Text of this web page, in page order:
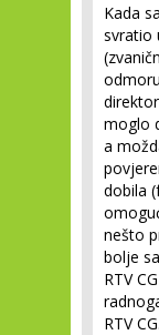
Kada
svratio
moglo
a
dobila
nešto
bolje
RTV
RTV